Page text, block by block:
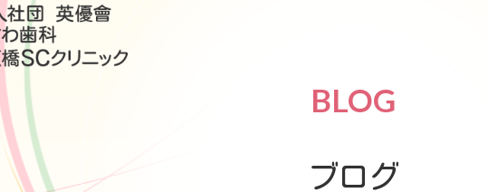
BLOG
ブログ